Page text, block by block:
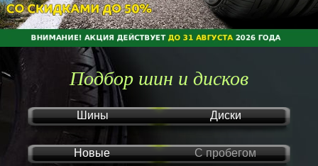
Подбор шин и дисков
Шины Диски
Новые С пробегом